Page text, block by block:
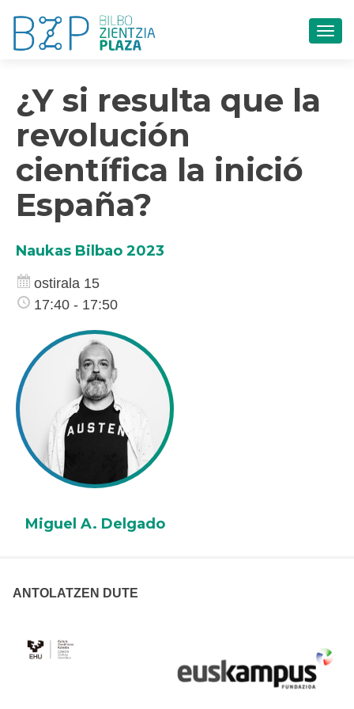
¿Y si resulta que la
revolución
científica la inició
España?
Naukas Bilbao 2023
ostirala 15
17:40 - 17:50
Miguel A. Delgado
ANTOLATZEN DUTE